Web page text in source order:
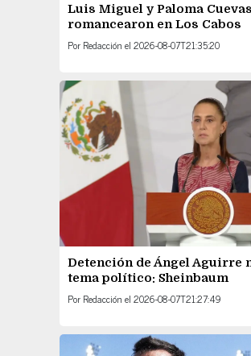
Luis Miguel y Paloma Cuevas
romancearon en Los Cabos
Por Redacción el 2026-08-07T21:35:20
Detención de Ángel Aguirre
tema político: Sheinbaum
Por Redacción el 2026-08-07T21:27:49